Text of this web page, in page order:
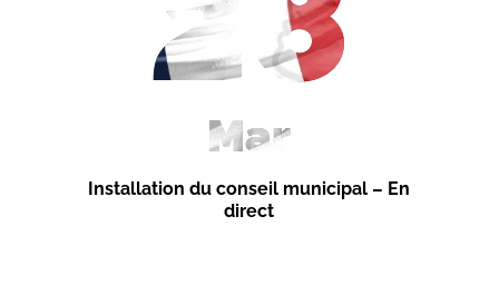
Installation du conseil municipal – En
direct
Mar